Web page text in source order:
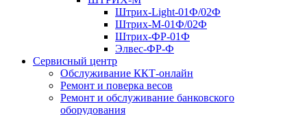
Штрих-Light-01Ф/02Ф
Штрих-М-01Ф/02Ф
Штрих-ФР-01Ф
Элвес-ФР-Ф
Сервисный центр
Обслуживание ККТ-онлайн
Ремонт и поверка весов
Ремонт и обслуживание банковского
оборудования